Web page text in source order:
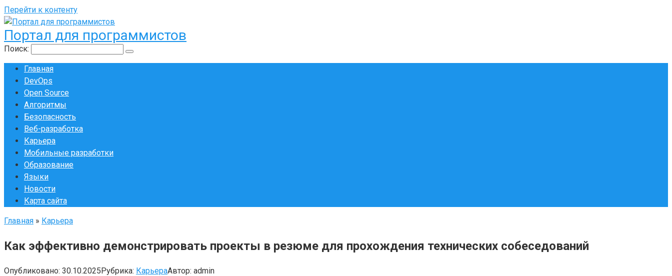
Перейти к контенту
Портал для программистов
Поиск:
Главная
DevOps
Open Source
Алгоритмы
Безопасность
Веб-разработка
Карьера
Мобильные разработки
Образование
Языки
Новости
Карта сайта
Главная » Карьера
Как эффективно демонстрировать проекты в резюме для прохождения технических собеседований
Опубликовано: 30.10.2025Рубрика: КарьераАвтор: admin